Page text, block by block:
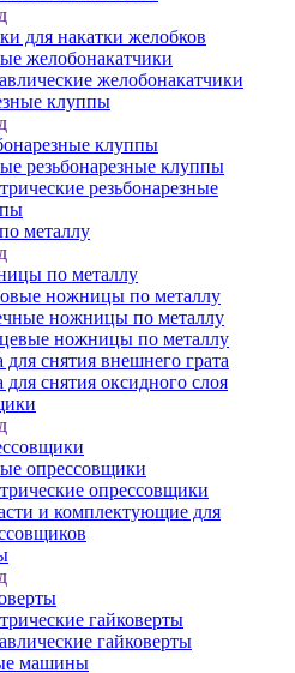
для накатки желобков
желобонакатчики
желобонакатчики
клуппы
клуппы
резьбонарезные клуппы
резьбонарезные
металлу
по металлу
ножницы по металлу
ножницы по металлу
ножницы по металлу
для снятия внешнего грата
для снятия оксидного слоя
опрессовщики
опрессовщики
и комплектующие для
гайковерты
гайковерты
машины